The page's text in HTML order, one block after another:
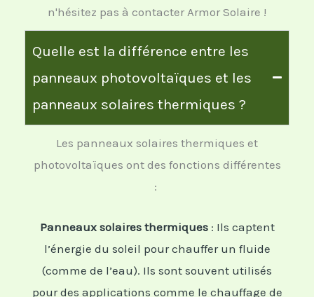
n'hésitez pas à contacter Armor Solaire !
Quelle est la différence entre les
panneaux photovoltaïques et les
panneaux solaires thermiques ?
Les panneaux solaires thermiques et
photovoltaïques ont des fonctions différentes
:
Panneaux solaires thermiques: Ils captent
l’énergie du soleil pour chauffer un fluide
(comme de l’eau). Ils sont souvent utilisés
pour des applications comme le chauffage de